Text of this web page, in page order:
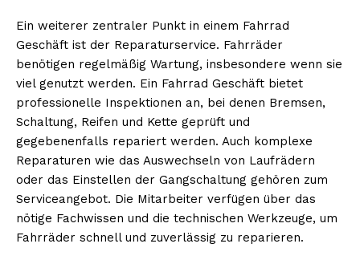
Ein weiterer zentraler Punkt in einem Fahrrad
Geschäft ist der Reparaturservice. Fahrräder
benötigen regelmäßig Wartung, insbesondere wenn sie
viel genutzt werden. Ein Fahrrad Geschäft bietet
professionelle Inspektionen an, bei denen Bremsen,
Schaltung, Reifen und Kette geprüft und
gegebenenfalls repariert werden. Auch komplexe
Reparaturen wie das Auswechseln von Laufrädern
oder das Einstellen der Gangschaltung gehören zum
Serviceangebot. Die Mitarbeiter verfügen über das
nötige Fachwissen und die technischen Werkzeuge, um
Fahrräder schnell und zuverlässig zu reparieren.